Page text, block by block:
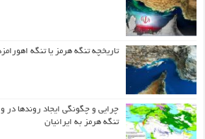
تاریخچه تنگه هرمز یا تنگه
چرایی و چگونگی ایجاد روندها در
تنگه هرمز به ایرانیان